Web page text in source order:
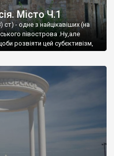
Місто Ч.1
- одне з найцікавіших (на
півострова .Ну,але
розвіяти цей субєктивізм,